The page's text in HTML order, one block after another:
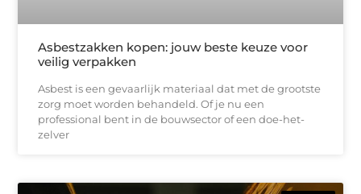
Asbestzakken kopen: jouw beste keuze voor
veilig verpakken
Asbest is een gevaarlijk materiaal dat met de grootste
zorg moet worden behandeld. Of je nu een
professional bent in de bouwsector of een doe-het-
zelver